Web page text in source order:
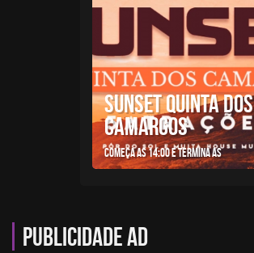
SUNSET QUINTA DOS
CAMARGOS
Começa as 14:00 e termina as
Publicidade AD